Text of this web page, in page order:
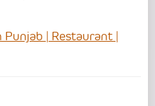
| Restaurant |